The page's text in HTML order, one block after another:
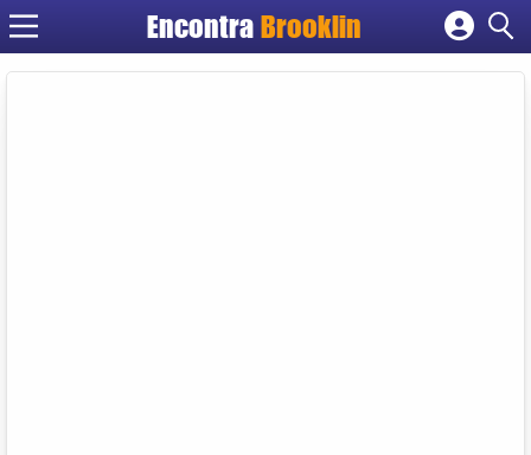
Encontra Brooklin
Cadastrar empresa